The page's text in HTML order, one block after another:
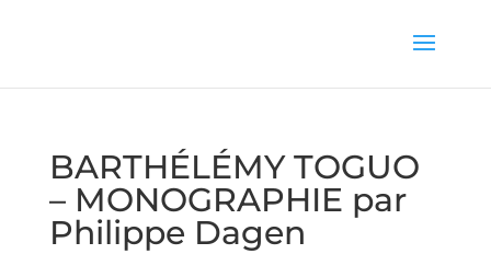
BARTHÉLÉMY TOGUO
– MONOGRAPHIE par
Philippe Dagen